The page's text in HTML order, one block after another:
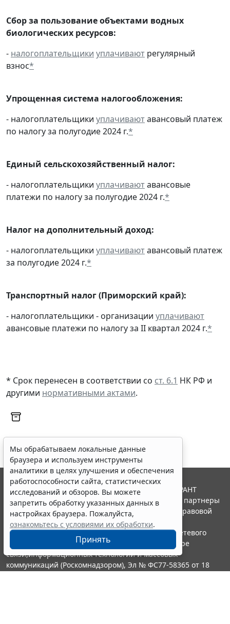
Сбор за пользование объектами водных
биологических ресурсов:
- налогоплательщики уплачивают регулярный
взнос*
Упрощенная система налогообложения:
- налогоплательщики уплачиваютавансовый платеж
по налогу за полугодие 2024 г.*
Единый сельскохозяйственный налог:
- налогоплательщики уплачиваютавансовые
платежи по налогу за полугодие 2024 г.*
Налог на дополнительный доход:
- налогоплательщики уплачиваютавансовый платеж
за полугодие 2024 г.*
Транспортный налог (Приморский край):
- налогоплательщики - организации уплачивают
авансовые платежи по налогу за II квартал 2024 г.*
* Срок перенесен в соответствии со ст. 6.1 НК РФ и
другими нормативными актами.
Мы обрабатываем локальные данные
браузера и используем инструменты
аналитики в целях улучшения и обеспечения
работоспособности сайта, статистических
исследований и обзоров. Вы можете
запретить обработку указанных данных в
настройках браузера. Пожалуйста,
ознакомьтесь с условиями их обработки.
Принять
© ООО "НПП "ГАРАНТ-СЕРВИС", 2026. Система ГАРАНТ
выпускается с 1990 года. Компания "Гарант" и ее партнеры
являются участниками Российской ассоциации правовой
информации ГАРАНТ.
Портал ГАРАНТ.РУ зарегистрирован в качестве сетевого
издания Федеральной службой по надзору в сфере
связи,информационных технологий и массовых
коммуникаций (Роскомнадзором), Эл № ФС77-58365 от 18